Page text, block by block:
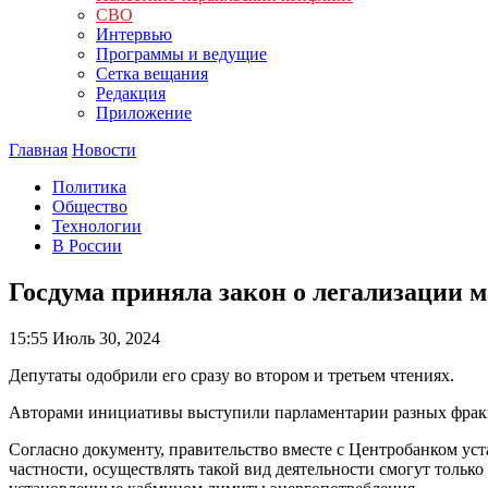
СВО
Интервью
Программы и ведущие
Сетка вещания
Редакция
Приложение
Главная Новости
Политика
Общество
Технологии
В России
Госдума приняла закон о легализации
15:55 Июль 30, 2024
Депутаты одобрили его сразу во втором и третьем чтениях.
Авторами инициативы выступили парламентарии разных
Согласно документу, правительство вместе с Центробанком
частности, осуществлять такой вид деятельности смогут